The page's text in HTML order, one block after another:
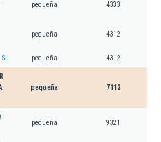
pequeña 4333
pequeña 4312
pequeña 4312
pequeña 7112
pequeña 9321